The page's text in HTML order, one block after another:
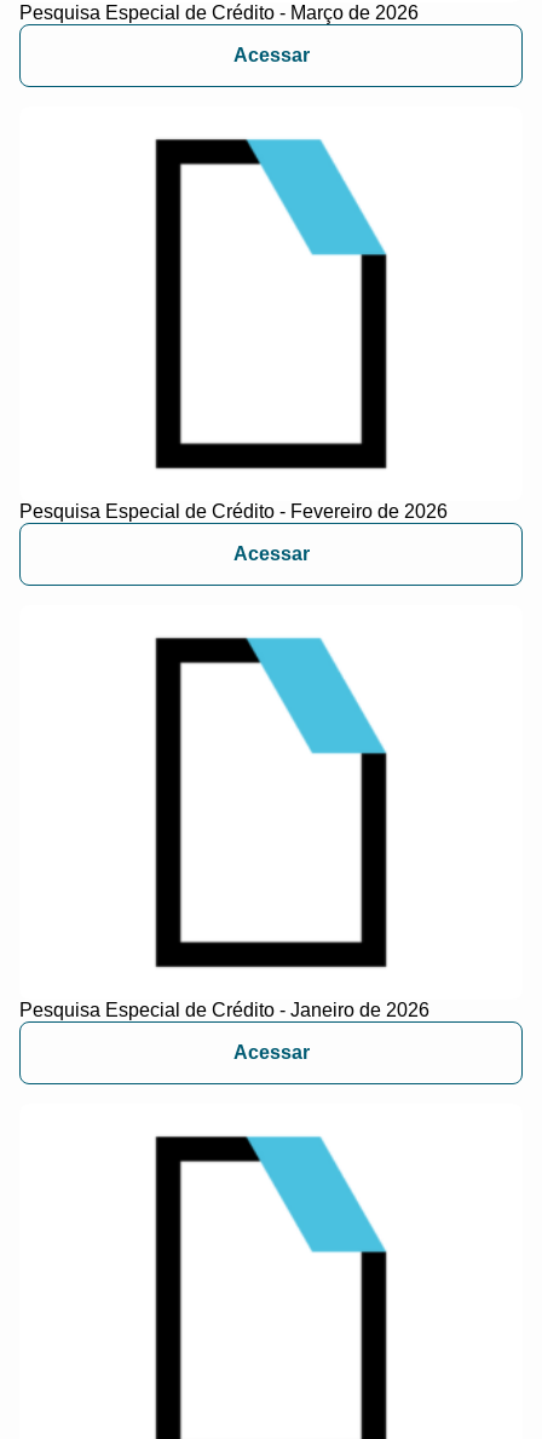
Pesquisa Especial de Crédito - Março de 2026
Acessar
Pesquisa Especial de Crédito - Fevereiro de 2026
Acessar
Pesquisa Especial de Crédito - Janeiro de 2026
Acessar